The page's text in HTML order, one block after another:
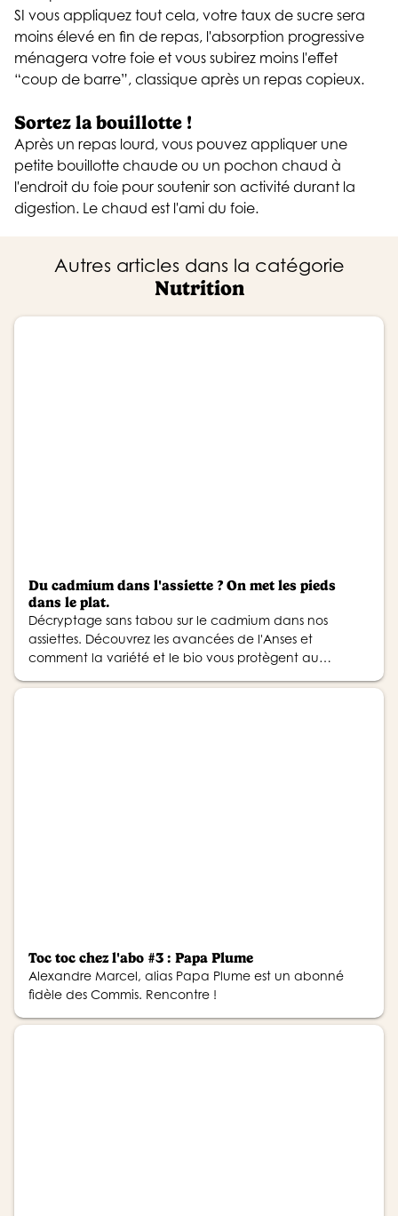
SI vous appliquez tout cela, votre taux de sucre sera
moins élevé en fin de repas, l'absorption progressive
ménagera votre foie et vous subirez moins l'effet
“coup de barre”, classique après un repas copieux.
Sortez la bouillotte !
Après un repas lourd, vous pouvez appliquer une
petite bouillotte chaude ou un pochon chaud à
l'endroit du foie pour soutenir son activité durant la
digestion. Le chaud est l'ami du foie.
Autres articles dans la catégorie
Nutrition
Du cadmium dans l'assiette ? On met les pieds
dans le plat.
Décryptage sans tabou sur le cadmium dans nos
assiettes. Découvrez les avancées de l'Anses et
comment la variété et le bio vous protègent au
Toc toc chez l'abo #3 : Papa Plume
Alexandre Marcel, alias Papa Plume est un abonné
fidèle des Commis. Rencontre !